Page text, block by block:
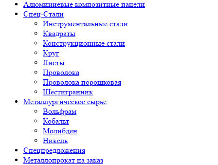
Алюминиевые композитные панели
Спец-Стали
Инструментальные стали
Квадраты
Конструкционные стали
Круг
Листы
Проволока
Проволока порошковая
Шестигранник
Металлургическое сырьё
Вольфрам
Кобальт
Молибден
Никель
Спецпредложения
Металлопрокат на заказ